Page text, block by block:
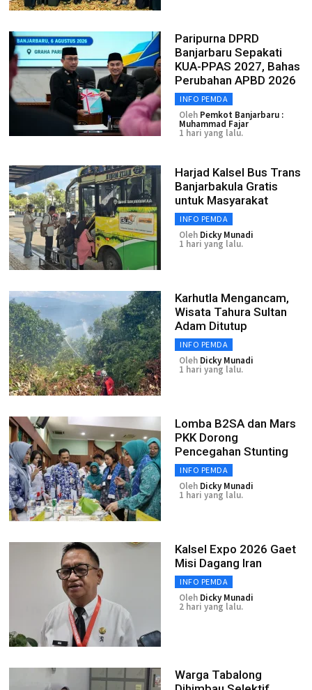
Paripurna DPRD
Banjarbaru Sepakati
KUA-PPAS 2027, Bahas
Perubahan APBD 2026
INFO PEMDA
Oleh Pemkot Banjarbaru :
Muhammad Fajar
1 hari yang lalu.
Harjad Kalsel Bus Trans
Banjarbakula Gratis
untuk Masyarakat
INFO PEMDA
Oleh Dicky Munadi
1 hari yang lalu.
Karhutla Mengancam,
Wisata Tahura Sultan
Adam Ditutup
INFO PEMDA
Oleh Dicky Munadi
1 hari yang lalu.
Lomba B2SA dan Mars
PKK Dorong
Pencegahan Stunting
INFO PEMDA
Oleh Dicky Munadi
1 hari yang lalu.
Kalsel Expo 2026 Gaet
Misi Dagang Iran
INFO PEMDA
Oleh Dicky Munadi
2 hari yang lalu.
Warga Tabalong